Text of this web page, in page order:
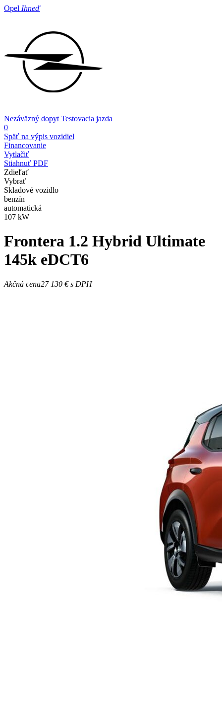
Opel Ihneď
Nezáväzný dopyt Testovacia jazda
0
Späť na výpis vozidiel
Financovanie
Vytlačiť
Stiahnuť PDF
Zdieľať
Vybrať
Skladové vozidlo
benzín
automatická
107 kW
Frontera 1.2 Hybrid Ultimate
145k eDCT6
Akčná cena27 130 €s DPH